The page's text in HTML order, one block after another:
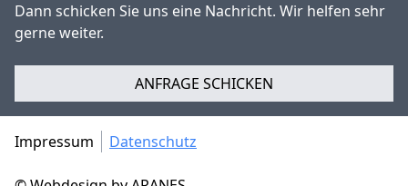
Dann schicken Sie uns eine Nachricht. Wir helfen sehr
gerne weiter.
ANFRAGE SCHICKEN
Impressum Datenschutz